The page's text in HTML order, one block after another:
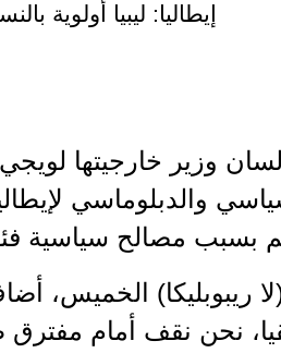
إيطاليا: ليبيا أولوية
وزير خارجيتها
والدبلوماسي
بسبب مصالح سياسية
الخميس،
نحن نقف أمام